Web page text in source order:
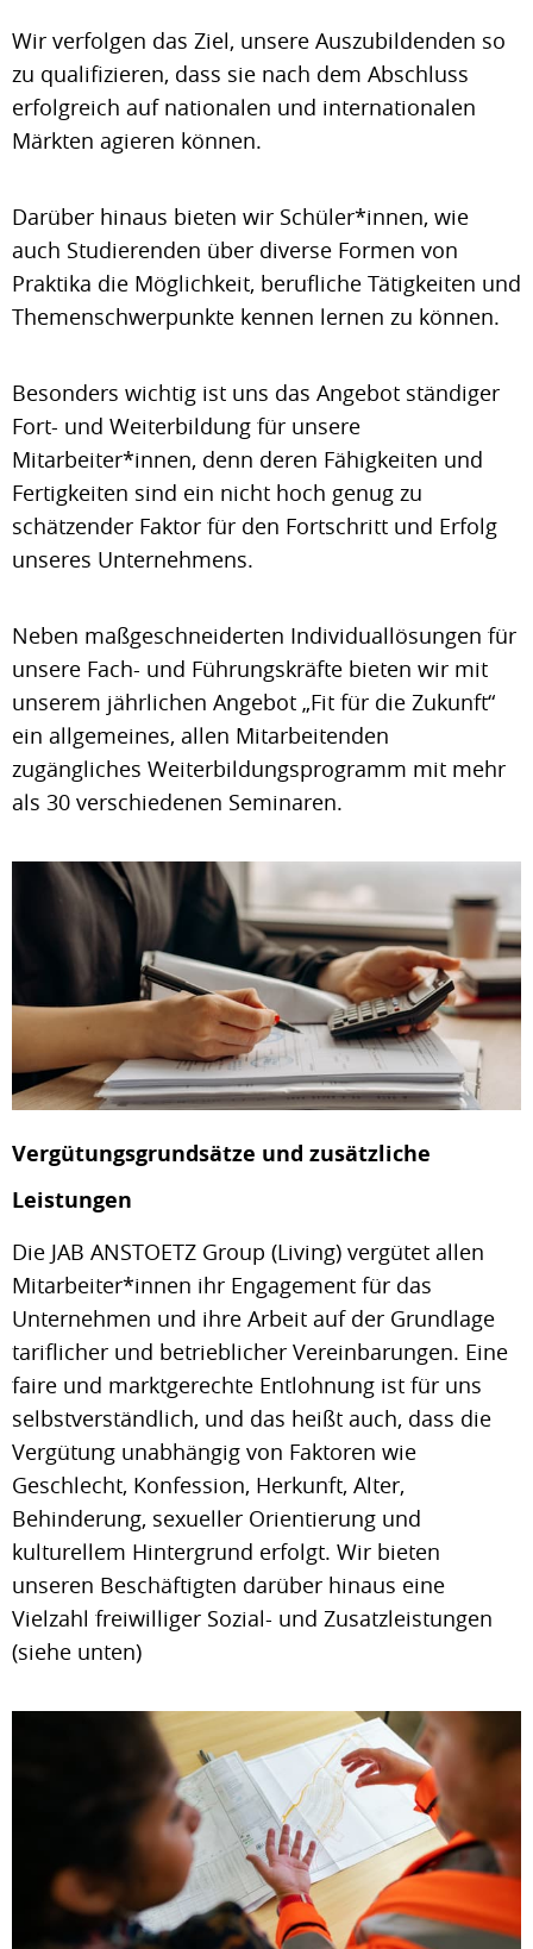
Wir verfolgen das Ziel, unsere Auszubildenden so
zu qualifizieren, dass sie nach dem Abschluss
erfolgreich auf nationalen und internationalen
Märkten agieren können.
Darüber hinaus bieten wir Schüler*innen, wie
auch Studierenden über diverse Formen von
Praktika die Möglichkeit, berufliche Tätigkeiten und
Themenschwerpunkte kennen lernen zu können.
Besonders wichtig ist uns das Angebot ständiger
Fort- und Weiterbildung für unsere
Mitarbeiter*innen, denn deren Fähigkeiten und
Fertigkeiten sind ein nicht hoch genug zu
schätzender Faktor für den Fortschritt und Erfolg
unseres Unternehmens.
Neben maßgeschneiderten Individuallösungen für
unsere Fach- und Führungskräfte bieten wir mit
unserem jährlichen Angebot „Fit für die Zukunft“
ein allgemeines, allen Mitarbeitenden
zugängliches Weiterbildungsprogramm mit mehr
als 30 verschiedenen Seminaren.
Vergütungsgrundsätze und zusätzliche
Leistungen
Die JAB ANSTOETZ Group (Living) vergütet allen
Mitarbeiter*innen ihr Engagement für das
Unternehmen und ihre Arbeit auf der Grundlage
tariflicher und betrieblicher Vereinbarungen. Eine
faire und marktgerechte Entlohnung ist für uns
selbstverständlich, und das heißt auch, dass die
Vergütung unabhängig von Faktoren wie
Geschlecht, Konfession, Herkunft, Alter,
Behinderung, sexueller Orientierung und
kulturellem Hintergrund erfolgt. Wir bieten
unseren Beschäftigten darüber hinaus eine
Vielzahl freiwilliger Sozial- und Zusatzleistungen
(siehe unten)